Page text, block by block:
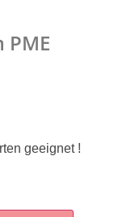
PME
geeignet !